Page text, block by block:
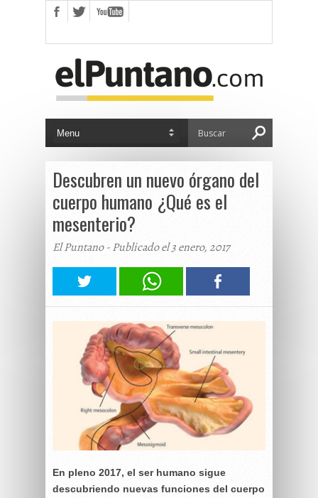
Descubren un nuevo órgano del
cuerpo humano ¿Qué es el
mesenterio?
El Puntano - Publicado el 3 enero, 2017
En pleno 2017, el ser humano sigue
descubriendo nuevas funciones del cuerpo